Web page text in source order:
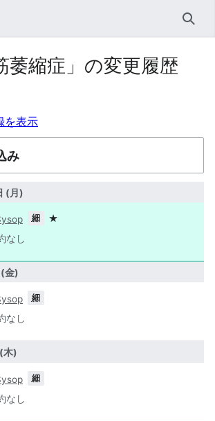
検索
萎縮症」の変更履歴
を表示
み
(月)
細
なし
★
金)
細
なし
木)
細
なし